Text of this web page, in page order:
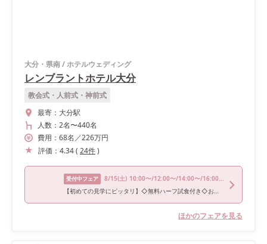
大分・県南/ホテルウェディング
レンブラントホテル大分
教会式・人前式・神前式
最寄： 大分駅
人数： 2名〜440名
費用： 68名 ／226万円
評価： 4.34( 24件)
受付中フェア 8/15(土) 10:00〜/12:00〜/14:00〜/16:00〜/18:00〜
【初めての見学にピッタリ】◇無料ハーフ試食付き◇お見積相談会
ほかのフェアを見る